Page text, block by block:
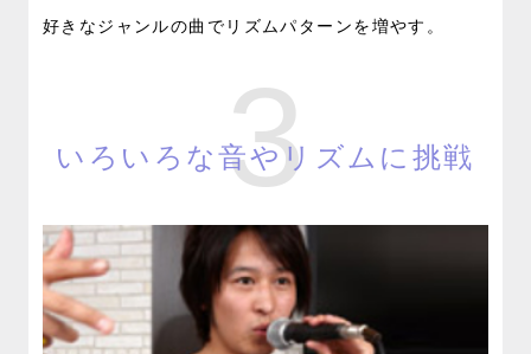
好きなジャンルの曲でリズムパターンを増やす。
3
いろいろな音やリズムに挑戦